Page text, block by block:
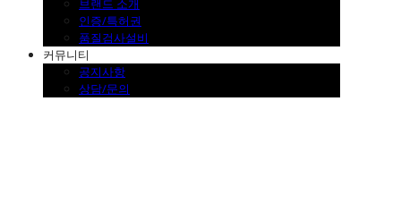
브랜드 소개
인증/특허권
품질검사설비
커뮤니티
공지사항
상담/문의